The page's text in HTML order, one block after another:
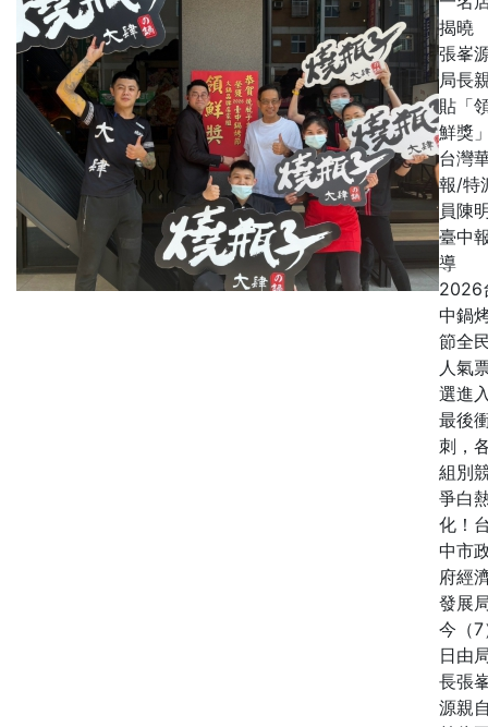
揭
張峯
局長
貼「
鮮獎
台灣
報/特
員陳
臺中
導
2026
中鍋
節全
人氣
選進
最後
刺，
組別
爭白
化！
中市
府經
發展
今（7
日由
長張
源親